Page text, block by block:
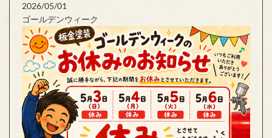
2026/05/01
ゴールデンウィーク